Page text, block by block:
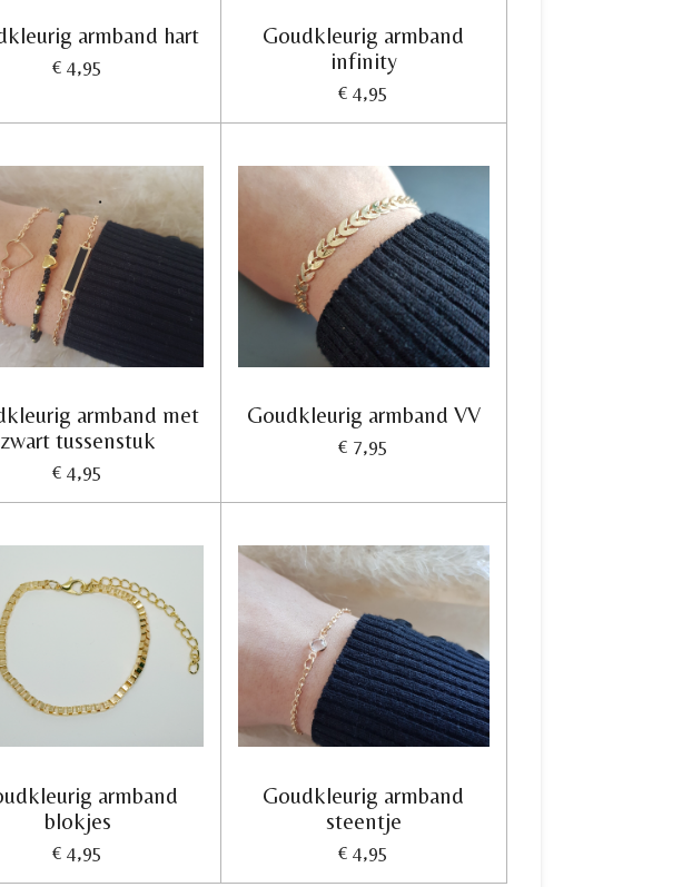
armband hart
€ 4,95
Goudkleurig armband
infinity
€ 4,95
armband met
zwart tussenstuk
€ 4,95
Goudkleurig armband VV
€ 7,95
armband
blokjes
€ 4,95
Goudkleurig armband
steentje
€ 4,95